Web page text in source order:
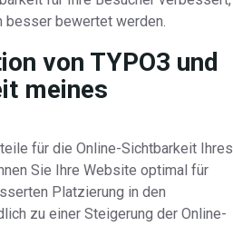
besser bewertet werden.
von TYPO3 und
meines
für die Online-Sichtbarkeit Ihres
Sie Ihre Website optimal für
Platzierung in den
zu einer Steigerung der Online-